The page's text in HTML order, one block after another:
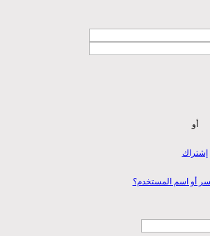
أو
إشتراك
أو اسم المستخدم؟